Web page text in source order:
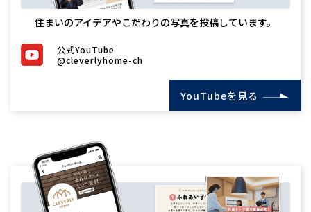
住まいのアイデアやこだわりの写真を投稿しています。
公式YouTube
@cleverlyhome-ch
YouTubeを見る